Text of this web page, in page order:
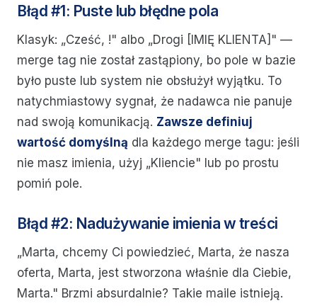
Błąd #1: Puste lub błędne pola
Klasyk: „Cześć, !" albo „Drogi [IMIĘ KLIENTA]" —
merge tag nie został zastąpiony, bo pole w bazie
było puste lub system nie obsłużył wyjątku. To
natychmiastowy sygnał, że nadawca nie panuje
nad swoją komunikacją. Zawsze definiuj
wartość domyślną dla każdego merge tagu: jeśli
nie masz imienia, użyj „Kliencie" lub po prostu
pomiń pole.
Błąd #2: Nadużywanie imienia w treści
„Marta, chcemy Ci powiedzieć, Marta, że nasza
oferta, Marta, jest stworzona właśnie dla Ciebie,
Marta." Brzmi absurdalnie? Takie maile istnieją.